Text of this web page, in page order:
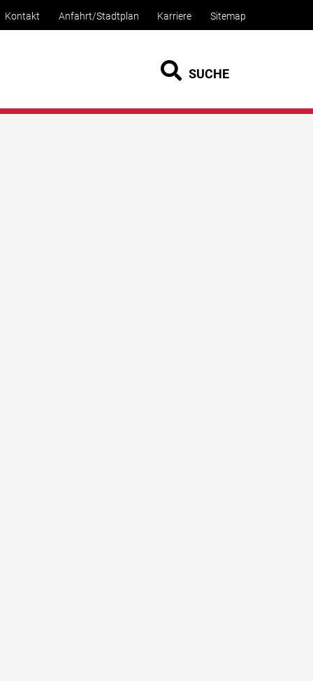
Kontakt Anfahrt/Stadtplan Karriere Sitemap
SUCHE